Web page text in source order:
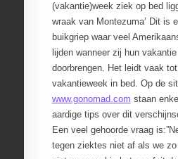
(vakantie)week ziek op bed
wraak van Montezuma’ Dit is
buikgriep waar veel
lijden wanneer zij hun
doorbrengen. Het leidt vaak
vakantieweek in bed. Op de
www.gonomad.com staan
aardige tips over dit
Een veel gehoorde vraag
tegen ziektes niet af als we